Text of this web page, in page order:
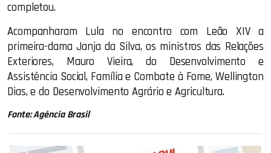
completou.
Acompanharam Lula no encontro com Leão XIV a
primeira-dama Janja da Silva, os ministros das Relações
Exteriores, Mauro Vieira, do Desenvolvimento e
Assistência Social, Família e Combate à Fome, Wellington
Dias, e do Desenvolvimento Agrário e Agricultura.
Fonte: Agência Brasil